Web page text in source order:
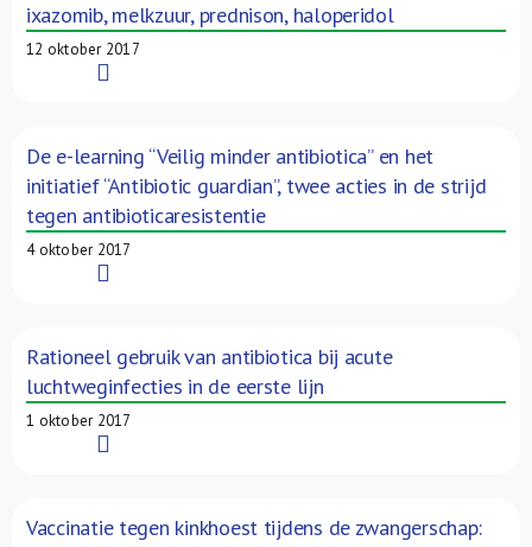
ixazomib, melkzuur, prednison, haloperidol
12 oktober 2017
De e-learning “Veilig minder antibiotica” en het
initiatief “Antibiotic guardian”, twee acties in de strijd
tegen antibioticaresistentie
4 oktober 2017
Rationeel gebruik van antibiotica bij acute
luchtweginfecties in de eerste lijn
1 oktober 2017
Vaccinatie tegen kinkhoest tijdens de zwangerschap: